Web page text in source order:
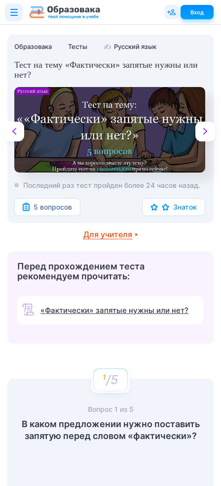
Образовака Тесты ✍ Русский язык
Тест на тему «Фактически» запятые нужны или
нет?
Последний раз тест пройден более 24 часов назад.
5 вопросов Знаток
Для учителя
Перед прохождением теста
рекомендуем прочитать:
«Фактически» запятые нужны или нет?
/5
Вопрос 1 из 5
В каком предложении нужно поставить
запятую перед словом «фактически»?
Вход